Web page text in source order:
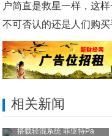
户简直是救星一样，这
不可否认的还是人们购买
相关新闻
搭载轻混系统 菲亚特Pa